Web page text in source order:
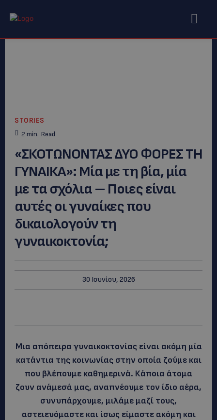
STORIES
2 min. Read
«ΣΚΟΤΩΝΟΝΤΑΣ ΔΥΟ ΦΟΡΕΣ ΤΗ
ΓΥΝΑΙΚΑ»: Μία με τη βία, μία
με τα σχόλια – Ποιες είναι
αυτές οι γυναίκες που
δικαιολογούν τη
γυναικοκτονία;
30 Ιουνίου, 2026
Μια απόπειρα γυναικοκτονίας είναι ακόμη μία
κατάντια της κοινωνίας στην οποία ζούμε και
που βλέπουμε καθημερινά. Κάποια άτομα
ζουν ανάμεσά μας, αναπνέουμε τον ίδιο αέρα,
συνυπάρχουμε, μιλάμε μαζί τους,
αστειευόμαστε και ίσως είμαστε ακόμη και